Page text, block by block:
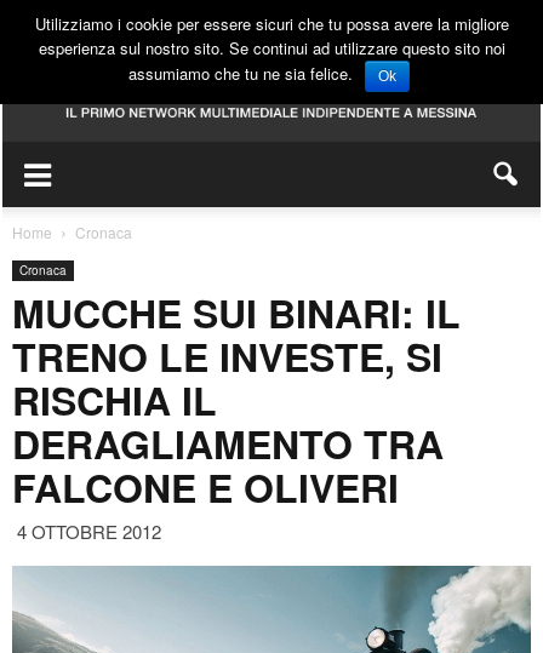
Home Cronaca
Cronaca
MUCCHE SUI BINARI: IL
TRENO LE INVESTE, SI
RISCHIA IL
DERAGLIAMENTO TRA
FALCONE E OLIVERI
4 OTTOBRE 2012
Utilizziamo i cookie per essere sicuri che tu possa avere la migliore
esperienza sul nostro sito. Se continui ad utilizzare questo sito noi
assumiamo che tu ne sia felice.
Ok